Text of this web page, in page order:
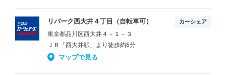
リパーク西大井４丁目（自転車可） カーシェア
東京都品川区西大井４－１－３
ＪＲ「西大井駅」より徒歩約6分
マップで見る